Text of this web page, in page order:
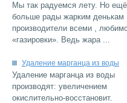
Мы так радуемся лету. Но ещё
больше рады жарким денькам
производители всеми ,
...
Удаление марганца из воды
производят: увеличением
окислительно-восстановит.